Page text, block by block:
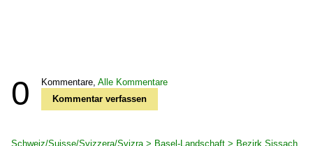
0 Kommentare, Alle Kommentare
Kommentar verfassen
Schweiz/Suisse/Svizzera/Svizra > Basel-Landschaft > Bezirk Sissach